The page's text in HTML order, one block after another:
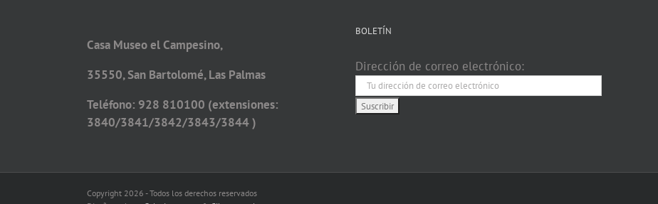
Casa Museo el Campesino,
35550, San Bartolomé, Las Palmas
Teléfono: 928 810100 (extensiones:
3840/3841/3842/3843/3844 )
BOLETÍN
Dirección de correo electrónico:
Copyright 2026 - Todos los derechos reservados